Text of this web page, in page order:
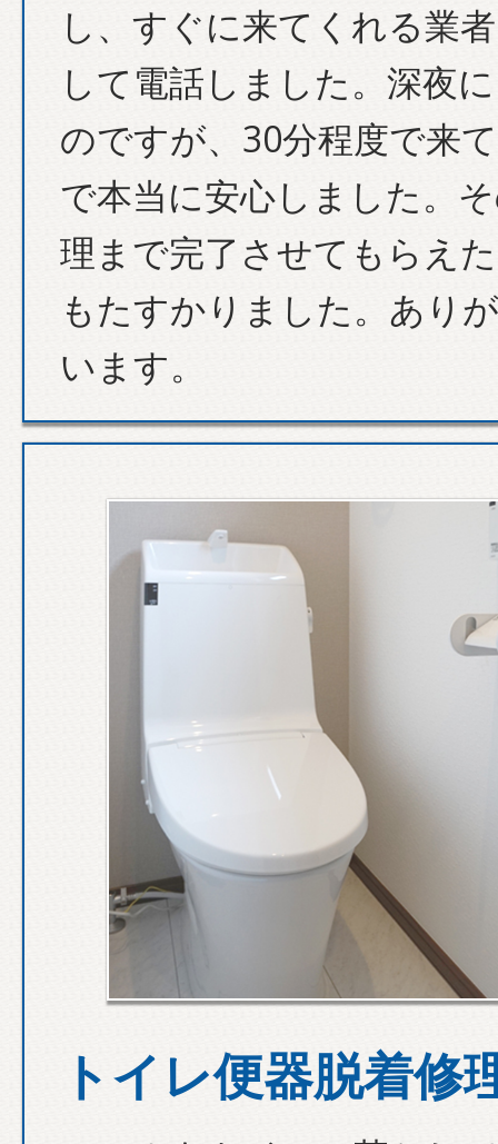
し、すぐに来てくれる業
して電話しました。深夜
のですが、30分程度で来
で本当に安心しました。
理まで完了させてもらえ
もたすかりました。あり
います。
トイレ便器脱着修